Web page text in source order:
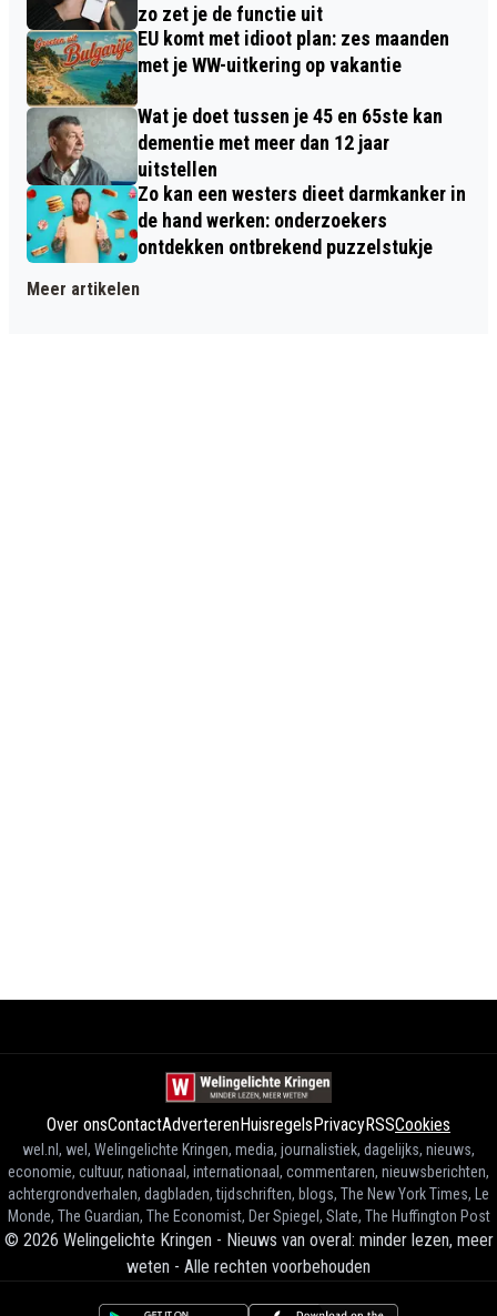
zo zet je de functie uit
EU komt met idioot plan: zes maanden
met je WW-uitkering op vakantie
Wat je doet tussen je 45 en 65ste kan
dementie met meer dan 12 jaar
uitstellen
Zo kan een westers dieet darmkanker in
de hand werken: onderzoekers
ontdekken ontbrekend puzzelstukje
Meer artikelen
Over onsContactAdverterenHuisregelsPrivacyRSSCookies
wel.nl, wel, Welingelichte Kringen, media, journalistiek, dagelijks, nieuws,
economie, cultuur, nationaal, internationaal, commentaren, nieuwsberichten,
achtergrondverhalen, dagbladen, tijdschriften, blogs, The New York Times, Le
Monde, The Guardian, The Economist, Der Spiegel, Slate, The Huffington Post
© 2026 Welingelichte Kringen - Nieuws van overal: minder lezen, meer
weten - Alle rechten voorbehouden